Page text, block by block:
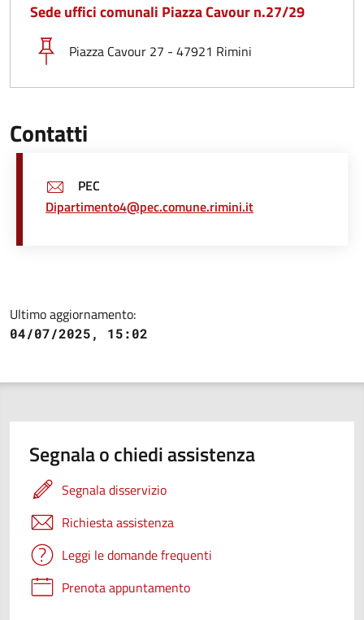
Sede uffici comunali Piazza Cavour n.27/29
Piazza Cavour 27 - 47921 Rimini
Contatti
PEC
Dipartimento4@pec.comune.rimini.it
Ultimo aggiornamento:
04/07/2025, 15:02
Segnala o chiedi assistenza
Segnala disservizio
Richiesta assistenza
Leggi le domande frequenti
Prenota appuntamento